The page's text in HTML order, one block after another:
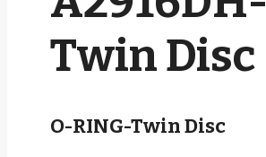
Twin Disc
O-RING-Twin Disc